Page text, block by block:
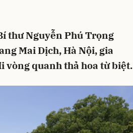
thư Nguyễn Phú Trọng
Mai Dịch, Hà Nội, gia
vòng quanh thả hoa từ biệt.